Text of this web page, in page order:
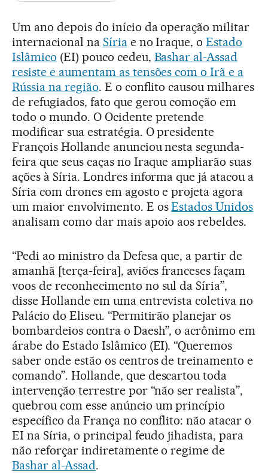
Um ano depois do início da operação militar
internacional na Síriae no Iraque, oEstado
Islâmico (EI) pouco cedeu, Bashar al-Assad
resiste e aumentam as tensões com o Irã e a
Rússia na região. E o conflito causou milhares
de refugiados, fato que gerou comoção em
todo o mundo. O Ocidente pretende
modificar sua estratégia. O presidente
François Hollande anunciou nesta segunda-
feira que seus caças no Iraque ampliarão suas
ações à Síria. Londres informa que já atacou a
Síria com drones em agosto e projeta agora
um maior envolvimento. E osEstados Unidos
analisam como dar mais apoio aos rebeldes.
“Pedi ao ministro da Defesa que, a partir de
amanhã [terça-feira], aviões franceses façam
voos de reconhecimento no sul da Síria”,
disse Hollande em uma entrevista coletiva no
Palácio do Eliseu. “Permitirão planejar os
bombardeios contra o Daesh”, o acrônimo em
árabe do Estado Islâmico (EI). “Queremos
saber onde estão os centros de treinamento e
comando”. Hollande, que descartou toda
intervenção terrestre por “não ser realista”,
quebrou com esse anúncio um princípio
específico da França no conflito: não atacar o
EI na Síria, o principal feudo jihadista, para
não reforçar indiretamente o regime de
Bashar al-Assad.